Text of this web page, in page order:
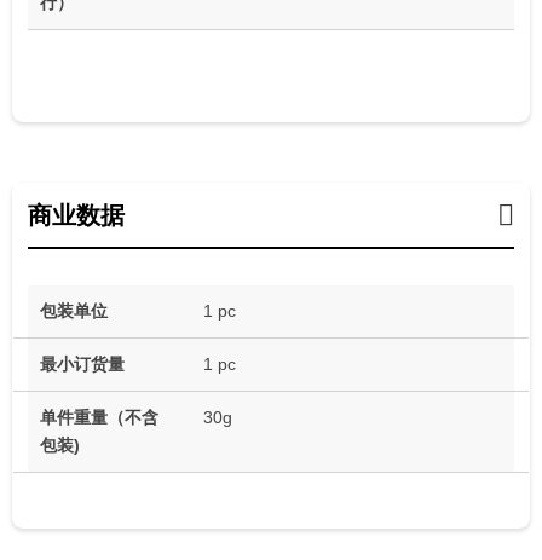
商业数据
包装单位 1 pc
最小订货量 1 pc
单件重量（不含
包装)
30g